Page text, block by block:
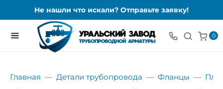
Не нашли что искали? Отправьте заявку!
0
Главная Детали трубопровода Фланцы